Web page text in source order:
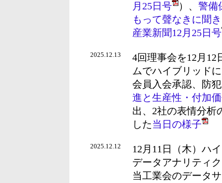
月25日号
）、 警備
もって聲なきに聞
産業新聞12月25日号
2025.12.13
4回理事会を12月
ムでハイブリッド
会員入会承認、防
進と生産性・付加
出、2社の表情分析
した当日の様子
2025.12.12
12月11日（木）ハ
データアナリティ
当工業会のデータ